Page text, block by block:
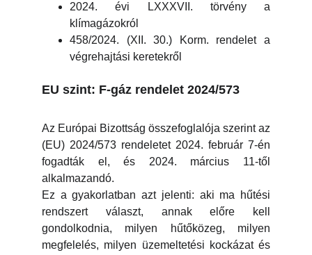
2024. évi LXXXVII. törvény a
klímagázokról
458/2024. (XII. 30.) Korm. rendelet a
végrehajtási keretekről
EU szint: F-gáz rendelet 2024/573
Az Európai Bizottság összefoglalója szerint az
(EU) 2024/573 rendeletet 2024. február 7-én
fogadták el, és 2024. március 11-től
alkalmazandó.
Ez a gyakorlatban azt jelenti: aki ma hűtési
rendszert választ, annak előre kell
gondolkodnia, milyen hűtőközeg, milyen
megfelelés, milyen üzemeltetési kockázat és